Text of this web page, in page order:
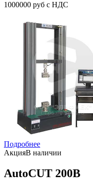
1000000 руб с НДС
Подробнее
АкцияВ наличии
AutoCUT 200B